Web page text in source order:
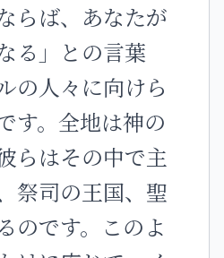
らば、あなたが
る」との言葉
の人々に向けら
す。全地は神の
らはその中で主
祭司の王国、聖
のです。このよ